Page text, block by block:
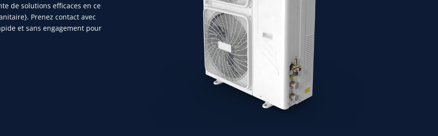
de solutions efficaces en ce
Prenez contact avec
et sans engagement pour